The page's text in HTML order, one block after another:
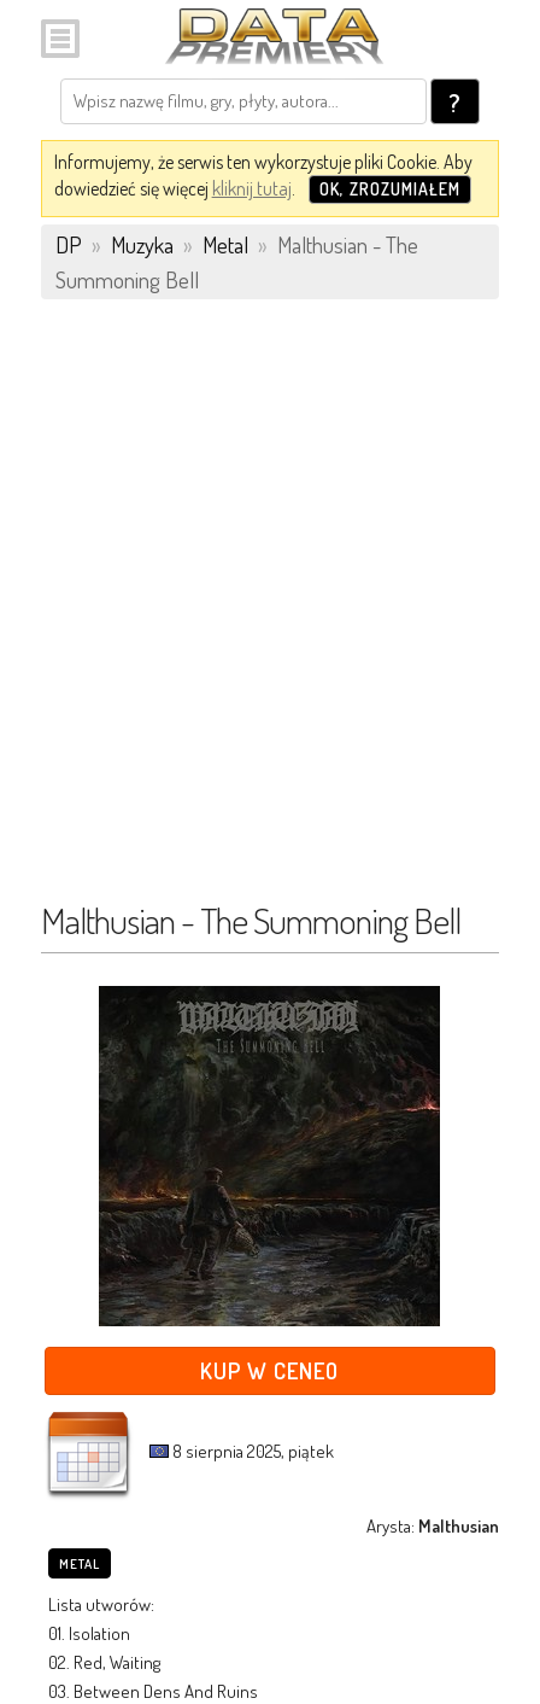
?
Informujemy, że serwis ten wykorzystuje pliki Cookie. Aby
dowiedzieć się więcej kliknij tutaj. OK, ZROZUMIAŁEM
DP » Muzyka » Metal » Malthusian - The
Summoning Bell
Malthusian - The Summoning Bell
KUP W CENEO
8 sierpnia 2025, piątek
Arysta: Malthusian
METAL
Lista utworów:
01. Isolation
02. Red, Waiting
03. Between Dens And Ruins